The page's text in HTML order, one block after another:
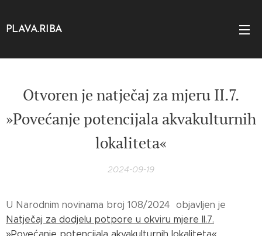
PLAVA.RIBA
Otvoren je natječaj za mjeru II.7.
»Povećanje potencijala akvakulturnih
lokaliteta«
2024-09-19
U Narodnim novinama broj 108/2024 objavljen je
Natječaj za dodjelu potpore u okviru mjere II.7.